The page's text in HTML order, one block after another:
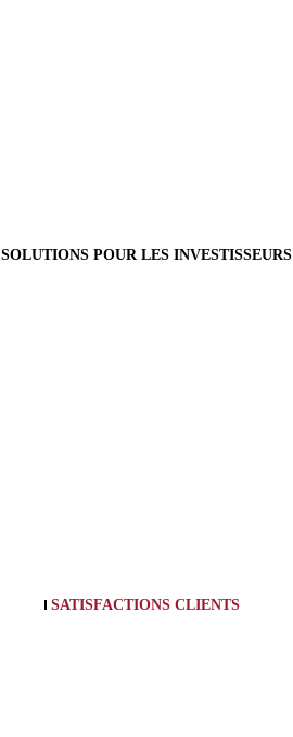
SOLUTIONS POUR LES INVESTISSEURS
SATISFACTIONS CLIENTS